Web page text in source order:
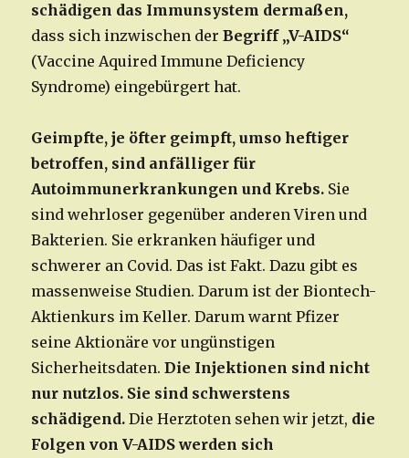
schädigen das Immunsystem dermaßen,
dass sich inzwischen derBegriff „V-AIDS“
(Vaccine Aquired Immune Deficiency
Syndrome) eingebürgert hat.
Geimpfte, je öfter geimpft, umso heftiger
betroffen, sind anfälliger für
Autoimmunerkrankungen und Krebs. Sie
sind wehrloser gegenüber anderen Viren und
Bakterien. Sie erkranken häufiger und
schwerer an Covid. Das ist Fakt. Dazu gibt es
massenweise Studien. Darum ist der Biontech-
Aktienkurs im Keller. Darum warnt Pfizer
seine Aktionäre vor ungünstigen
Sicherheitsdaten.Die Injektionen sind nicht
nur nutzlos. Sie sind schwerstens
schädigend.Die Herztoten sehen wir jetzt, die
Folgen von V-AIDS werden sich